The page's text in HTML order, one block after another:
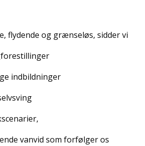
flydende og grænseløs, sidder vi
indbildninger
vanvid som forfølger os